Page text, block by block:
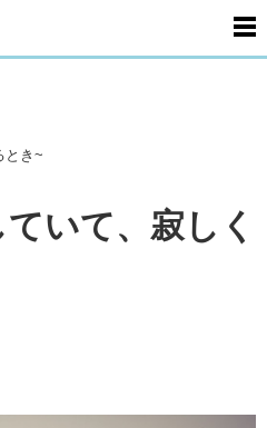
とき~
いて、寂しく